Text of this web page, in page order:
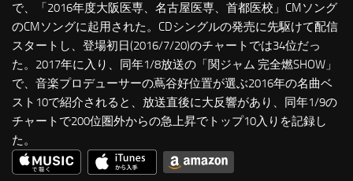
で、「2016年度大阪医専、名古屋医専、首都医校」CMソング
のCMソングに起用された。CDシングルの発売に先駆けて配信
スタートし、登場初日(2016/7/20)のチャートでは34位だっ
た。2017年に入り、同年1/8放送の「関ジャム 完全燃SHOW」
で、音楽プロデューサーの蔦谷好位置が選ぶ2016年の名曲ベ
スト10で紹介されると、放送直後に大反響があり、同年1/9の
チャートで200位圏外からの急上昇でトップ10入りを記録し
た。